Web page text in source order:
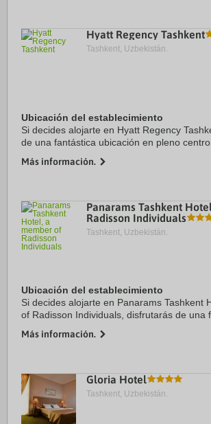
Hyatt Regency Tashkent
Tashkent, Uzbekistán.
Ubicación del establecimiento
Si decides alojarte en Hyatt Regency
de una fantástica ubicación en pleno centro
Gallery of Uzbekistan. Además, ...
Más información.
Panarams Tashkent
Radisson Individuals
Tashkent, Uzbekistán.
Ubicación del establecimiento
Si decides alojarte en Panarams Tashkent
of Radisson Individuals, disfrutarás de una
minutos en coche de Central Park y ...
Más información.
Gloria Hotel
Tashkent, Uzbekistán.